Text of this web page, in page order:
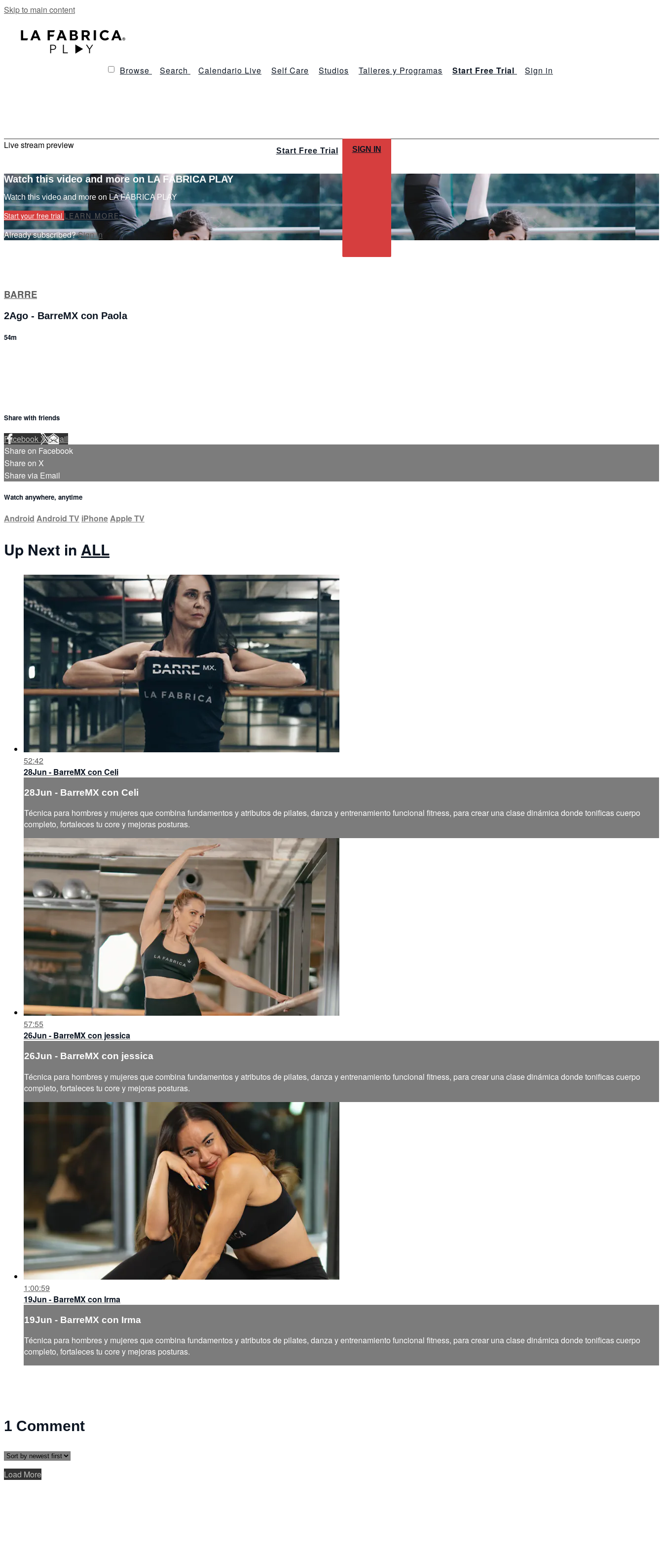
Skip to main content
Browse Search Calendario Live Self Care Studios Talleres y Programas Start Free Trial Sign in
Start Free Trial SIGN IN
Live stream preview
Watch this video and more on LA FÁBRICA PLAY
Watch this video and more on LA FÁBRICA PLAY
Start your free trial LEARN MORE
Already subscribed?Sign in
BARRE
2Ago - BarreMX con Paola
54m
Share with friends
FacebookXEmail
Share on Facebook
Share on X
Share via Email
Watch anywhere, anytime
Android Android TV iPhoneApple TV
Up Next in ALL
52:42
28Jun - BarreMX con Celi
28Jun - BarreMX con Celi
Técnica para hombres y mujeres que combina fundamentos y atributos de pilates, danza y entrenamiento funcional fitness, para crear una clase dinámica donde tonificas cuerpo
completo, fortaleces tu core y mejoras posturas.
57:55
26Jun - BarreMX con jessica
26Jun - BarreMX con jessica
Técnica para hombres y mujeres que combina fundamentos y atributos de pilates, danza y entrenamiento funcional fitness, para crear una clase dinámica donde tonificas cuerpo
completo, fortaleces tu core y mejoras posturas.
1:00:59
19Jun - BarreMX con Irma
19Jun - BarreMX con Irma
Técnica para hombres y mujeres que combina fundamentos y atributos de pilates, danza y entrenamiento funcional fitness, para crear una clase dinámica donde tonificas cuerpo
completo, fortaleces tu core y mejoras posturas.
1 Comment
Load More